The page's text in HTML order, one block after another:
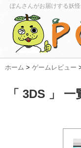
ぽんさんがお届けする妖
ホーム > ゲームレビュー
「 3DS 」 一